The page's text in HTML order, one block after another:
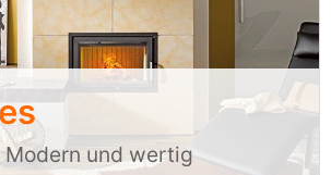
Modern und wertig